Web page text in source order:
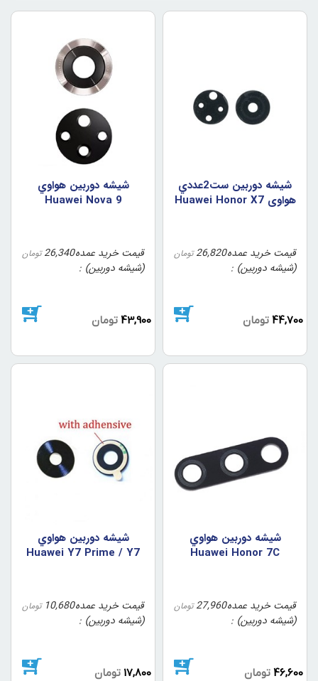
شيشه دوربين ست2عددي
هواوي Huawei Honor X7
قیمت خرید عمده
(شیشه دوربین)
26,820 تومان
44,700 تومان
شيشه دوربين هواوي
Huawei Nova 9
قیمت خرید عمده
(شیشه دوربین)
26,340 تومان
43,900 تومان
شيشه دوربين هواوي
Huawei Honor 7C
قیمت خرید عمده
(شیشه دوربین)
27,960 تومان
46,600 تومان
شيشه دوربين هواوي
Huawei Y7 Prime / Y7
قیمت خرید عمده
(شیشه دوربین)
10,680 تومان
17,800 تومان